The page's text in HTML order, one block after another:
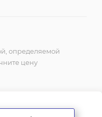
определяемой
цену